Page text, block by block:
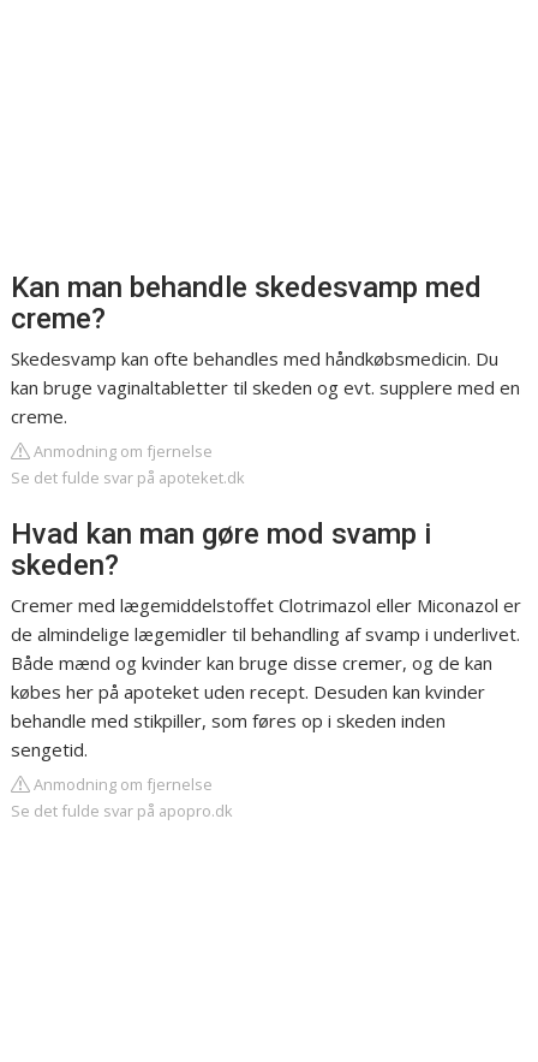
Kan man behandle skedesvamp med
creme?
Skedesvamp kan ofte behandles med håndkøbsmedicin. Du
kan bruge vaginaltabletter til skeden og evt. supplere med en
creme.
Anmodning om fjernelse
Se det fulde svar på apoteket.dk
Hvad kan man gøre mod svamp i
skeden?
Cremer med lægemiddelstoffet Clotrimazol eller Miconazol er
de almindelige lægemidler til behandling af svamp i underlivet.
Både mænd og kvinder kan bruge disse cremer, og de kan
købes her på apoteket uden recept. Desuden kan kvinder
behandle med stikpiller, som føres op i skeden inden
sengetid.
Anmodning om fjernelse
Se det fulde svar på apopro.dk